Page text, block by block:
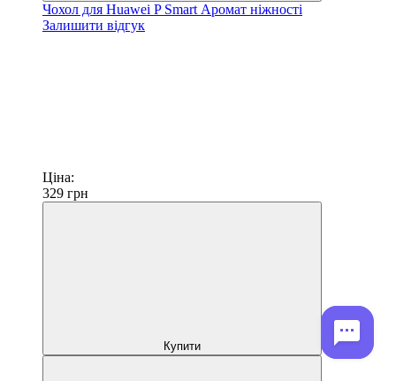
Чохол для Huawei P Smart Аромат ніжності
Залишити відгук
Ціна:
329 грн
Купити